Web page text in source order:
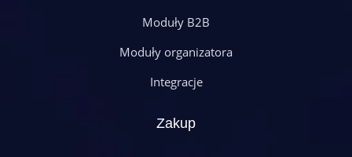
Moduły B2B
Moduły organizatora
Integracje
Zakup